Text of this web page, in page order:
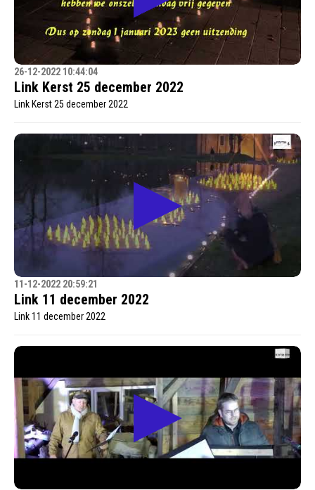
26-12-2022 10:44:04
Link Kerst 25 december 2022
Link Kerst 25 december 2022
11-12-2022 20:59:21
Link 11 december 2022
Link 11 december 2022